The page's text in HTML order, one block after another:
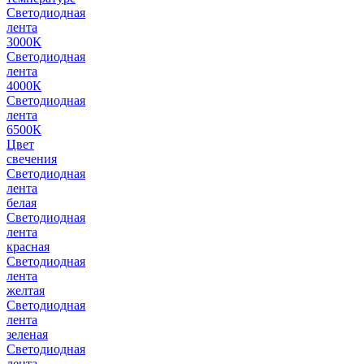
Светодиодная
лента
3000К
Светодиодная
лента
4000К
Светодиодная
лента
6500К
Цвет
свечения
Светодиодная
лента
белая
Светодиодная
лента
красная
Светодиодная
лента
желтая
Светодиодная
лента
зеленая
Светодиодная